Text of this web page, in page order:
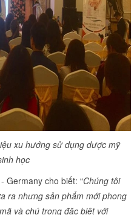
xu hướng sử dụng dược mỹ
học
Germany cho biết: “Chúng tôi
ra nhưng sản phẩm mới phong
và chú trọng đặc biệt với